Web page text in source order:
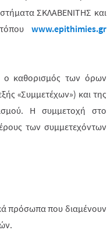
ΣΚΛΑΒΕΝΙΤΗΣ και
www.epithimies.gr
ο καθορισμός των όρων
«Συμμετέχων») και της
Η συμμετοχή στο
των συμμετεχόντων
πρόσωπα που διαμένουν